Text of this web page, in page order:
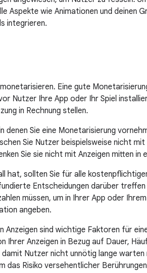
Aspekte wie Animationen und deinen
integrieren.
Eine gute
Nutzer Ihre App oder Ihr Spiel
in Rechnung stellen.
denen Sie eine Monetarisierung
Sie Nutzer beispielsweise nicht
Sie sie nicht mit Anzeigen mitten in
hat, sollten Sie für alle
Entscheidungen darüber treffen
müssen, um in Ihrer App oder
angeben.
Anzeigen sind wichtige Faktoren für
Ihrer Anzeigen in Bezug auf Dauer,
Nutzer nicht unnötig lange warten
das Risiko versehentlicher